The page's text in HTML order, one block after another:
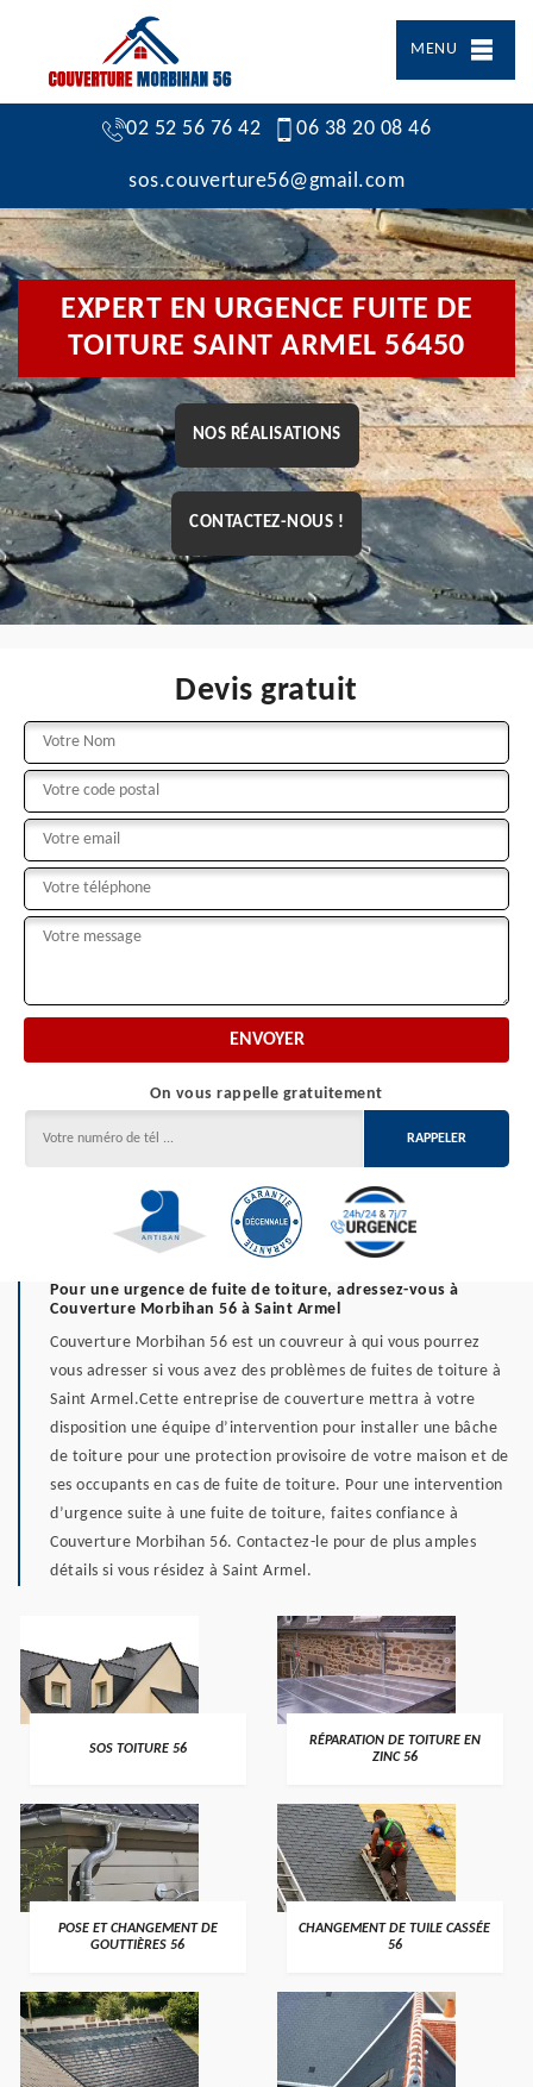
MENU
02 52 56 76 42 06 38 20 08 46
sos.couverture56@gmail.com
EXPERT EN URGENCE FUITE DE
TOITURE SAINT ARMEL 56450
NOS RÉALISATIONS
CONTACTEZ-NOUS !
Devis gratuit
On vous rappelle gratuitement
Pour une urgence de fuite de toiture, adressez-vous à
Couverture Morbihan 56 à Saint Armel
Couverture Morbihan 56 est un couvreur à qui vous pourrez
vous adresser si vous avez des problèmes de fuites de toiture à
Saint Armel.Cette entreprise de couverture mettra à votre
disposition une équipe d’intervention pour installer une bâche
de toiture pour une protection provisoire de votre maison et de
ses occupants en cas de fuite de toiture. Pour une intervention
d’urgence suite à une fuite de toiture, faites confiance à
Couverture Morbihan 56. Contactez-le pour de plus amples
détails si vous résidez à Saint Armel.
>
SOS TOITURE 56 >
RÉPARATION DE TOITURE EN
ZINC 56
>
POSE ET CHANGEMENT DE
GOUTTIÈRES 56
>
CHANGEMENT DE TUILE CASSÉE
56